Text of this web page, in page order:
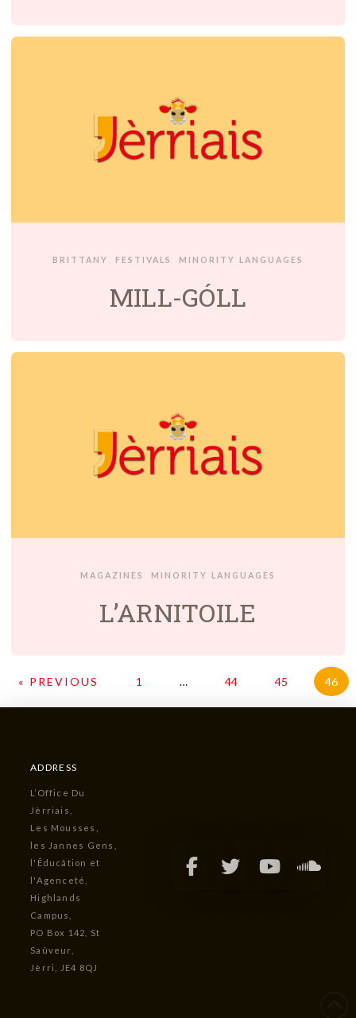
BRITTANY FESTIVALS MINORITY LANGUAGES
MILL-GÓLL
MAGAZINES MINORITY LANGUAGES
L’ARNITOILE
« PREVIOUS 1 … 44 45 46
ADDRESS
L’Office Du
Jèrriais,
Les Mousses,
les Jannes Gens,
l'Êducâtion et
l'Agenceté,
Highlands
Campus,
PO Box 142, St
Saûveur,
Jèrri, JE4 8QJ